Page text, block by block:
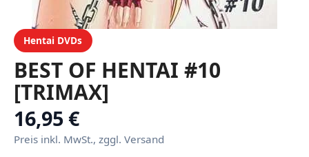
Hentai DVDs
BEST OF HENTAI #10
[TRIMAX]
16,95 €
Preis inkl. MwSt., zggl. Versand